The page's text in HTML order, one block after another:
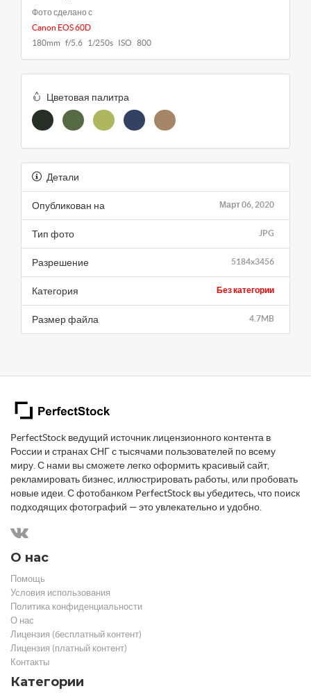
Фото сделано с
Canon EOS 60D
180mm f/5.6 1/250s ISO 800
Цветовая палитра
Детали
Март 06, 2020
Опубликован на
JPG
Тип фото
5184x3456
Разрешение
Без категории
Категория
4.7MB
Размер файла
PerfectStock ведущий источник лицензионного контента в
России и странах СНГ с тысячами пользователей по всему
миру. С нами вы сможете легко оформить красивый сайт,
рекламировать бизнес, иллюстрировать работы, или пробовать
новые идеи. С фотобанком PerfectStock вы убедитесь, что поиск
подходящих фотографий — это увлекательно и удобно.
О нас
Помощь
Условия использования
Политика конфиденциальности
О нас
Лицензия (бесплатный контент)
Лицензия (платный контент)
Контакты
Категории